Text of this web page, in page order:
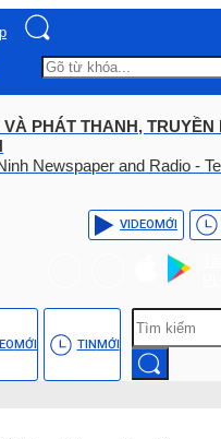
VÀ PHÁT THANH, TRUYỀN
Newspaper and Radio -
VIDEOMỚI
MỚI TINMỚI